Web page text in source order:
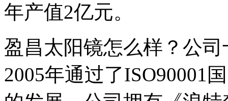
年产值2亿元。
盈昌太阳镜怎么样？公
2005年通过了ISO90001